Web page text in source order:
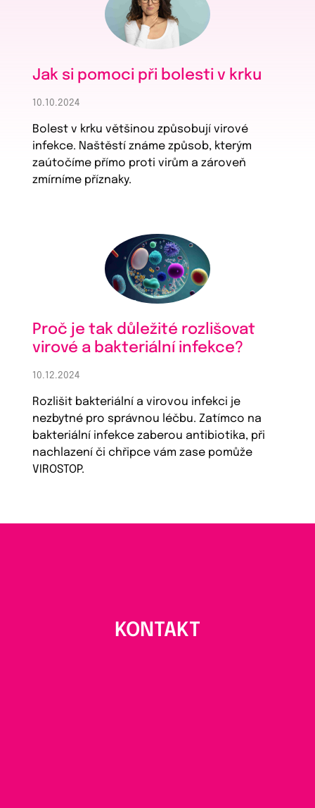
Jak si pomoci při bolesti v krku
10.10.2024
Bolest v krku většinou způsobují virové
infekce. Naštěstí známe způsob, kterým
zaútočíme přímo proti virům a zároveň
zmírníme příznaky.
Proč je tak důležité rozlišovat
virové a bakteriální infekce?
10.12.2024
Rozlišit bakteriální a virovou infekci je
nezbytné pro správnou léčbu. Zatímco na
bakteriální infekce zaberou antibiotika, při
nachlazení či chřipce vám zase pomůže
VIROSTOP.
KONTAKT